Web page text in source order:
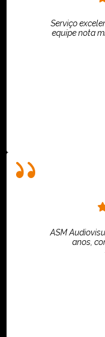
Serviço
equipe nota
ASM
anos,